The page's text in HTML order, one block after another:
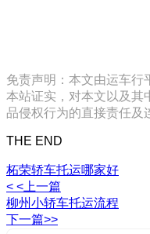
免责声明：本文由运车行
本站证实，对本文以及其
品侵权行为的直接责任及
THE END
柘荣轿车托运哪家好
< <上一篇
柳州小轿车托运流程
下一篇>>